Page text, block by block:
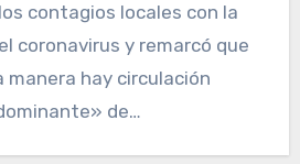
contagios locales con la
coronavirus y remarcó que
manera hay circulación
de…